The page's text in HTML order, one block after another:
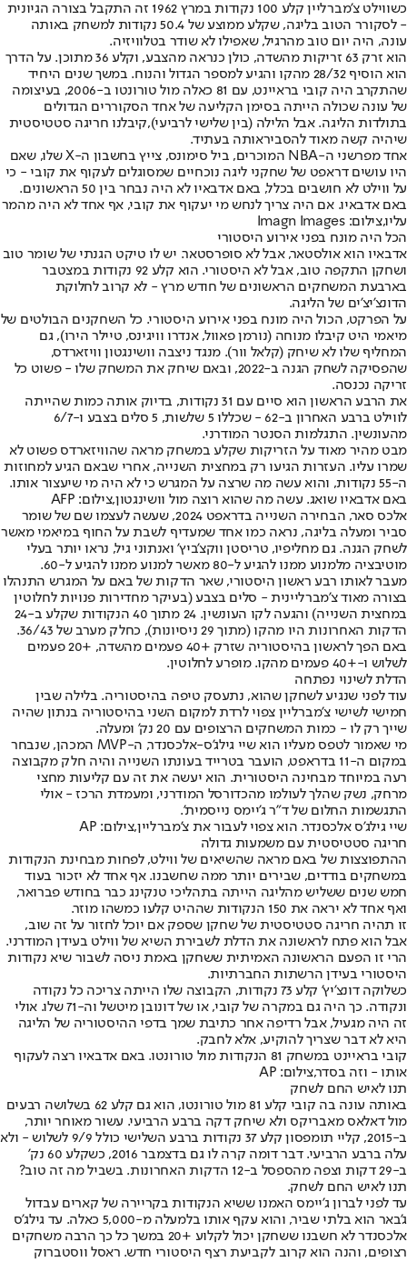
כשווילט צ'מברליין קלע 100 נקודות במרץ 1962 זה התקבל בצורה הגיונית
- לסקורר הטוב בליגה, שקלע ממוצע של 50.4 נקודות למשחק באותה
עונה, היה יום טוב מהרגיל, שאפילו לא שודר בטלוויזיה.
הוא זרק 63 זריקות מהשדה, כולן כנראה מהצבע, וקלע 36 מתוכן. על הדרך
הוא הוסיף 28/32 מהקו והגיע למספר הגדול והנוח. במשך שנים היחיד
שהתקרב היה קובי בראיינט, עם 81 כאלה מול טורונטו ב-2006, בעיצומה
של עונה שכולה הייתה בסימן הקליעה של אחד הסקוררים הגדולים
בתולדות הליגה. אבל הלילה (בין שלישי לרביעי),קיבלנו חריגה סטטיסטית
שיהיה קשה מאוד להסביראותה בעתיד.
אחד מפרשני ה-NBA המוכרים, ביל סימונס, צייץ בחשבון ה-X שלו, שאם
היו עושים דראפט של שחקני ליגה נוכחיים שמסוגלים לעקוף את קובי - כי
על ווילט לא חושבים בכלל, באם אדבאיו לא היה נבחר בין 50 הראשונים.
באם אדבאיו. אם היה צריך לנחש מי יעקוף את קובי, אף אחד לא היה מהמר
עליו,צילום: Imagn Images
הכל היה מונח בפני אירוע היסטורי
אדבאיו הוא אולסטאר, אבל לא סופרסטאר. יש לו טיקט הגנתי של שומר טוב
ושחקן התקפה טוב, אבל לא היסטורי. הוא קלע 92 נקודות במצטבר
בארבעת המשחקים הראשונים של חודש מרץ - לא קרוב לחלוקת
הדונצ'יצ'ים של הליגה.
על הפרקט, הכול היה מונח בפני אירוע היסטורי. כל השחקנים הבולטים של
מיאמי היט קיבלו מנוחה (נורמן פאוול, אנדרו וויגינס, טיילר הירו), גם
המחליף שלו לא שיחק (קלאל וור). מנגד ניצבה וושינגטון וויזארדס,
שהפסיקה לשחק הגנה ב-2022, ובאם שיחק את המשחק שלו - פשוט כל
זריקה נכנסה.
את הרבע הראשון הוא סיים עם 31 נקודות, בדיוק אותה כמות שהייתה
לווילט ברבע האחרון ב-62 - שכללו 5 שלשות, 5 סלים בצבע ו-6/7
מהעונשין. התגלמות הסנטר המודרני.
מבט מהיר מאוד על הזריקות שקלע במשחק מראה שהוויזארדס פשוט לא
שמרו עליו. העזרות הגיעו רק במחצית השנייה, אחרי שבאם הגיע למחוזות
ה-55 נקודות, והוא עשה מה שרצה על המגרש כי לא היה מי שיעצור אותו.
באם אדבאיו שואג. עשה מה שהוא רוצה מול וושינגטון,צילום: AFP
אלכס סאר, הבחירה השנייה בדראפט 2024, שעשה לעצמו שם של שומר
סביר ומעלה בליגה, נראה כמו אחד שמעדיף לשבת על החוף במיאמי מאשר
לשחק הגנה. גם מחליפיו, טריסטן ווקצ'ביץ' ואנתוני גיל, נראו יותר בעלי
מוטיבציה מלמנוע ממנו להגיע ל-80 מאשר למנוע ממנו להגיע ל-60.
מעבר לאותו רבע ראשון היסטורי, שאר הדקות של באם על המגרש התנהלו
בצורה מאוד צ'מברליינית - סלים בצבע (בעיקר מחדירות פנויות לחלוטין
במחצית השנייה) והגעה לקו העונשין. 24 מתוך 40 הנקודות שקלע ב-24
הדקות האחרונות היו מהקו (מתוך 29 ניסיונות), כחלק מערב של 36/43.
באם הפך לראשון בהיסטוריה שזרק +40 פעמים מהשדה, +20 פעמים
לשלוש ו-+40 פעמים מהקו. מופרע לחלוטין.
הדלת לשינוי נפתחה
עוד לפני שנגיע לשחקן שהוא, נתעסק טיפה בהיסטוריה. בלילה שבין
חמישי לשישי צ'מברליין צפוי לרדת למקום השני בהיסטוריה בנתון שהיה
שייך רק לו - כמות המשחקים הרצופים עם 20 נק' ומעלה.
מי שאמור לטפס מעליו הוא שיי גילג'ס-אלכסנדר, ה-MVP המכהן, שנבחר
במקום ה-11 בדראפט, הועבר בטרייד בעונתו השנייה והיה חלק מקבוצה
רעה במיוחד מבחינה היסטורית. הוא יעשה את זה עם קליעות מחצי
מרחק, נשק שהלך לעולמו מהכדורסל המודרני, ומעמדת הרכז - אולי
התגשמות החלום של ד"ר ג'יימס נייסמית'.
שיי גילג'ס אלכסנדר. הוא צפוי לעבור את צ'מברליין,צילום: AP
חריגה סטטיסטית עם משמעות גדולה
ההתפוצצות של באם מראה שהשיאים של ווילט, לפחות מבחינת הנקודות
במשחקים בודדים, שבירים יותר ממה שחשבנו. אף אחד לא יזכור בעוד
חמש שנים ששליש מהליגה הייתה בתהליכי טנקינג כבר בחודש פברואר,
ואף אחד לא יראה את 150 הנקודות שההיט קלעו כמשהו מוזר.
זו תהיה חריגה סטטיסטית של שחקן שספק אם יוכל לחזור על זה שוב,
אבל הוא פתח לראשונה את הדלת לשבירת השיא של ווילט בעידן המודרני.
הרי זו הפעם הראשונה האמיתית ששחקן באמת ניסה לשבור שיא נקודות
היסטורי בעידן הרשתות החברתיות.
כשלוקה דונצ'יץ' קלע 73 נקודות, הקבוצה שלו הייתה צריכה כל נקודה
ונקודה. כך היה גם במקרה של קובי, או של דונובן מיטשל וה-71 שלו. אולי
זה היה מגעיל, אבל רדיפה אחר כתיבת שמך בדפי ההיסטוריה של הליגה
היא לא דבר שצריך להוקיע, אלא לחבק.
קובי בראיינט במשחק 81 הנקודות מול טורונטו. באם אדבאיו רצה לעקוף
אותו - וזה בסדר,צילום: AP
תנו לאיש החם לשחק
באותה עונה בה קובי קלע 81 מול טורונטו, הוא גם קלע 62 בשלושה רבעים
מול דאלאס מאבריקס ולא שיחק דקה ברבע הרביעי. עשור מאוחר יותר,
ב-2015, קליי תומפסון קלע 37 נקודות ברבע השלישי כולל 9/9 לשלוש - ולא
עלה ברבע הרביעי. דבר דומה קרה לו גם בדצמבר 2016, כשקלע 60 נק'
ב-29 דקות וצפה מהספסל ב-12 הדקות האחרונות. בשביל מה זה טוב?
תנו לאיש החם לשחק.
עד לפני לברון ג'יימס האמנו ששיא הנקודות בקריירה של קארים עבדול
ג'באר הוא בלתי שביר, והוא עקף אותו בלמעלה מ-5,000 כאלה. עד גילג'ס
אלכסנדר לא חשבנו ששחקן יכול לקלוע +20 במשך כל כך הרבה משחקים
רצופים, והנה הוא קרוב לקביעת רצף היסטורי חדש. ראסל ווסטברוק